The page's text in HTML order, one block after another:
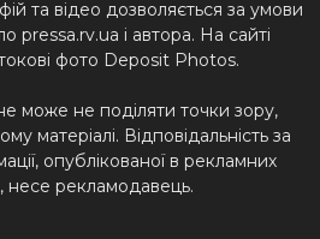
та відео дозволяється за умови
pressa.rv.ua і автора. На сайті
фото Deposit Photos.
може не поділяти точки зору,
матеріалі. Відповідальність за
опублікованої в рекламних
несе рекламодавець.